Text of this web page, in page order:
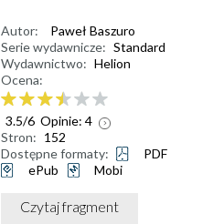
Autor:
Paweł Baszuro
Serie wydawnicze: Standard
Wydawnictwo: Helion
Ocena:
3.5/6 Opinie: 4
Stron: 152
Dostępne formaty:
PDF
ePub
Mobi
Czytaj fragment